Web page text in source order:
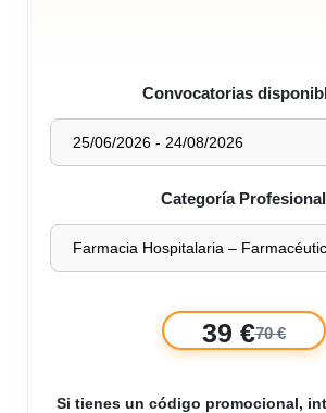
Convocatorias
Categoría Profesional
39 €70 €
Si tienes un código promocional,